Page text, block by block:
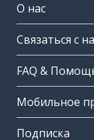
О нас
Связаться с
FAQ &
Мобильное
Подписка